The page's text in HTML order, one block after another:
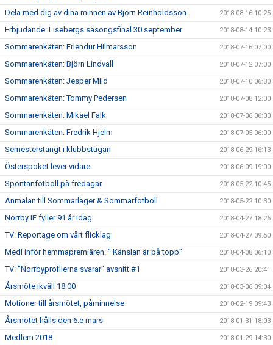
Dela med dig av dina minnen av Björn Reinholdsson 2018-08-16 10:25
Erbjudande: Lisebergs säsongsfinal 30 september 2018-08-14 10:23
Sommarenkäten: Erlendur Hilmarsson 2018-07-16 07:00
Sommarenkäten: Björn Lindvall 2018-07-12 07:00
Sommarenkäten: Jesper Mild 2018-07-10 06:30
Sommarenkäten: Tommy Pedersen 2018-07-08 12:00
Sommarenkäten: Mikael Falk 2018-07-06 06:00
Sommarenkäten: Fredrik Hjelm 2018-07-05 06:00
Semesterstängt i klubbstugan 2018-06-29 16:13
Österspöket lever vidare 2018-06-09 19:00
Spontanfotboll på fredagar 2018-05-22 10:45
Anmälan till Sommarläger & Sommarfotboll 2018-05-22 10:30
Norrby IF fyller 91 år idag 2018-04-27 18:26
TV: Reportage om vårt flicklag 2018-04-27 09:50
Medi inför hemmapremiären: ” Känslan är på topp” 2018-04-08 06:10
TV: "Norrbyprofilerna svarar" avsnitt #1 2018-03-26 20:41
Årsmöte ikväll 18:00 2018-03-06 09:04
Motioner till årsmötet, påminnelse 2018-02-19 09:43
Årsmötet hålls den 6:e mars 2018-01-31 18:03
Medlem 2018 2018-01-29 14:30